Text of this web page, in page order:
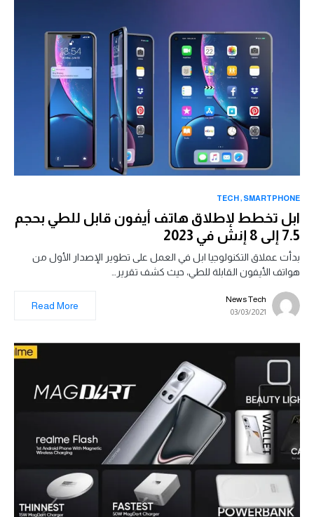
SMARTPHONE
TECH
ابل تخطط لإطلاق هاتف أيفون قابل للطي بحجم
7.5 إلى 8 إنش في 2023
بدأت عملاق التكنولوجيا ابل في العمل على تطوير الإصدار الأول من
هواتف الأيفون القابلة للطي، حيث كشف تقرير…
News Tech
03/03/2021
Read More